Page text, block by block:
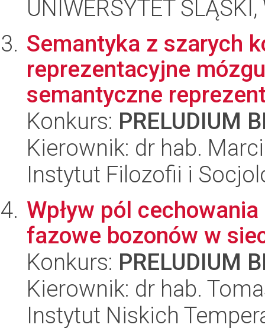
UNIWERSYTET
Semantyka z szarych
reprezentacyjne
semantyczne
Konkurs: PRELUDIUM
Kierownik: dr hab.
Instytut Filozofii i
Wpływ pól
fazowe bozonów w
Konkurs: PRELUDIUM
Kierownik: dr hab.
Instytut Niskich